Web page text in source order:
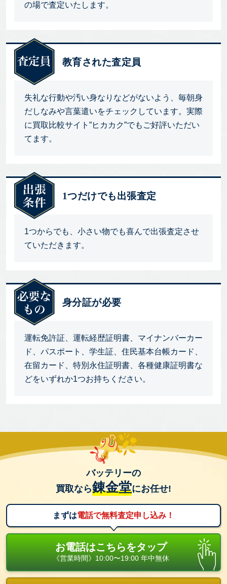
の場で査定いたします。
教育された査定員
失礼な行動や汚い身なりなどがないよう、毎朝身
だしなみや言葉遣いをチェックしています。実際
に買取比較サイト”ヒカカク”でもご好評いただい
てます。
1つだけでも出張査定
1つからでも、小さい物でも喜んで出張査定させ
ていただきます。
身分証が必要
運転免許証、運転経歴証明書、マイナンバーカー
ド、パスポート、学生証、住民基本台帳カード、
在留カード、特別永住証明書、各種健康証明書な
どをいずれか1つお持ちください。
バッテリーの
買取なら錬金堂にお任せ!
まずは電話で無料査定申し込み！
お電話はこちらをタップ
《営業時間》10:00〜19:00 年中無休